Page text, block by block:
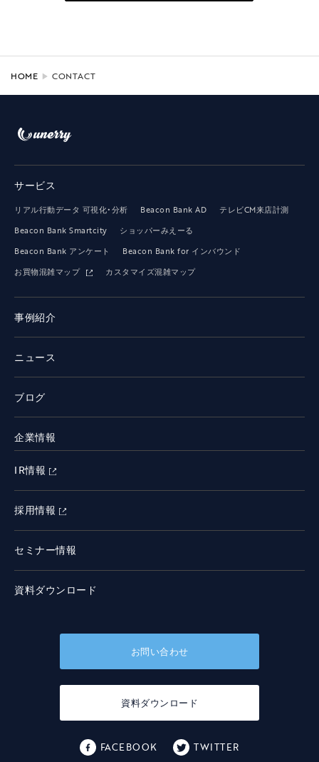
HOME CONTACT
サービス
リアル行動データ 可視化・分析 Beacon Bank AD
テレビCM来店計測
Beacon Bank Smartcity
ショッパーみえーる
Beacon Bank アンケート
Beacon Bank for インバウンド
お買物混雑マップ
カスタマイズ混雑マップ
事例紹介
ニュース
ブログ
企業情報
IR情報
採用情報
セミナー情報
資料ダウンロード
お問い合わせ
資料ダウンロード
FACEBOOK TWITTER